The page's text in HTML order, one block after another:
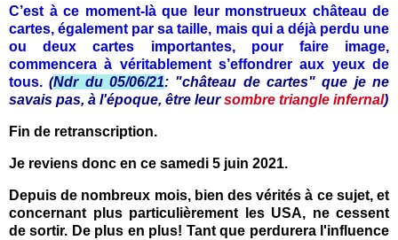
C’est à ce moment-là que leur monstrueux château de
cartes, également par sa taille, mais qui a déjà perdu une
ou deux cartes importantes, pour faire image,
commencera à véritablement s’effondrer aux yeux de
tous.(Ndr du 05/06/21: "château de cartes" que je ne
savais pas, à l'époque, être leursombre triangle infernal)
Fin de retranscription.
Je reviens donc en ce samedi 5 juin 2021.
Depuis de nombreux mois, bien des vérités à ce sujet, et
concernant plus particulièrement les USA, ne cessent
de sortir. De plus en plus! Tant que perdurera l'influence